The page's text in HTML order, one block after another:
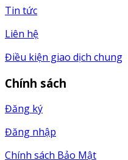
Tin tức
Liên hệ
Điều kiện giao dịch chung
Chính sách
Đăng ký
Đăng nhập
Chính sách Bảo Mật